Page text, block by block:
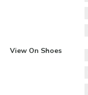
View On Shoes